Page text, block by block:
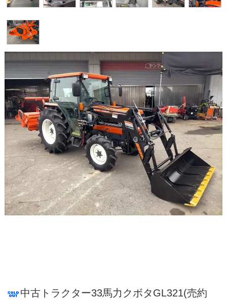
中古トラクター33馬力クボタGL321(売約